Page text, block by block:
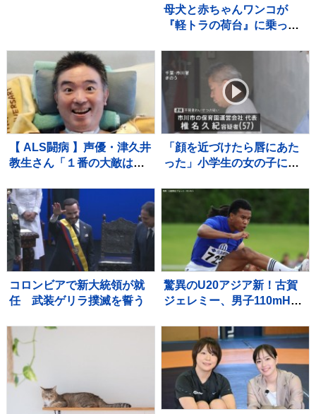
母犬と赤ちゃんワンコが
『軽トラの荷台』に乗った
『尊すぎる警備』が217万
再生「可愛いの渋滞」「た
まらない景色」
【 ALS闘病 】声優・津久井
教生さん「１番の大敵は睡
なのですね～♪（＾Ｏ＾）」
【ニャンちゅう】
「顔を近づけたら唇にあた
った」小学生の女の子にわ
会社代表の男を逮捕 千
葉・市川市
コロンビアで新大統領が就
任 武装ゲリラ撲滅を誓う
驚異のU20アジア新！古賀
ジェレミー、男子110mHで
以来の決勝進出【U20世界
陸上】